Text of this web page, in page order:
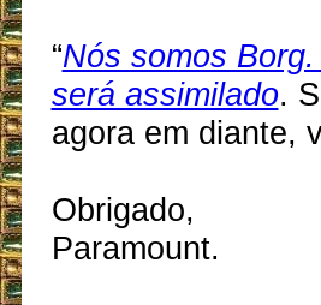
“Nós somos
será assimilado.
agora em diante,
Obrigado,
Paramount.